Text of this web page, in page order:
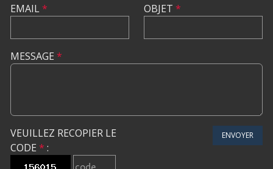
EMAIL* OBJET *
MESSAGE *
VEUILLEZ RECOPIER LE
CODE * :
ENVOYER